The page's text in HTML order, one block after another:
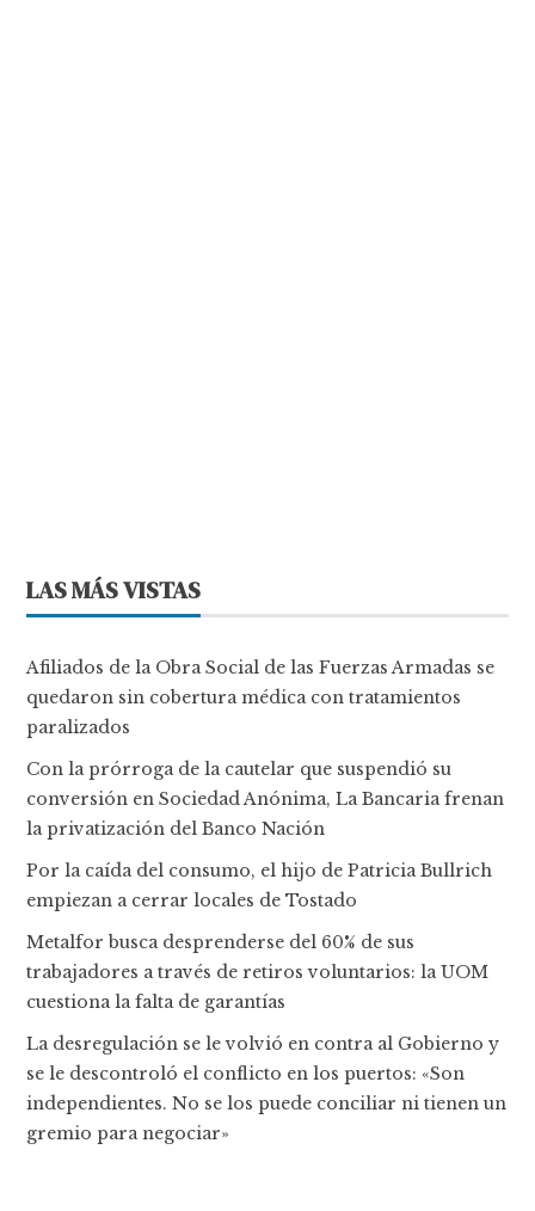
LAS MÁS VISTAS
Afiliados de la Obra Social de las Fuerzas Armadas se
quedaron sin cobertura médica con tratamientos
paralizados
Con la prórroga de la cautelar que suspendió su
conversión en Sociedad Anónima, La Bancaria frenan
la privatización del Banco Nación
Por la caída del consumo, el hijo de Patricia Bullrich
empiezan a cerrar locales de Tostado
Metalfor busca desprenderse del 60% de sus
trabajadores a través de retiros voluntarios: la UOM
cuestiona la falta de garantías
La desregulación se le volvió en contra al Gobierno y
se le descontroló el conflicto en los puertos: «Son
independientes. No se los puede conciliar ni tienen un
gremio para negociar»